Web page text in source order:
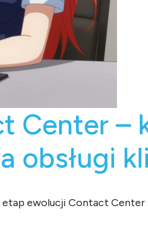
Center –
obsługi
ewolucji Contact Center